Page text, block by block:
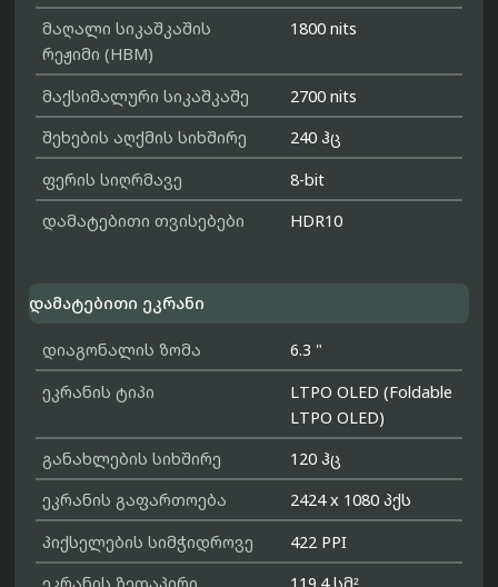
მაღალი სიკაშკაშის
რეჟიმი (HBM)
1800 nits
მაქსიმალური სიკაშკაშე
2700 nits
შეხების აღქმის სიხშირე
240 ჰც
ფერის სიღრმავე
8-bit
დამატებითი თვისებები
HDR10
დამატებითი ეკრანი
დიაგონალის ზომა
6.3 "
ეკრანის ტიპი
LTPO OLED (Foldable
LTPO OLED)
განახლების სიხშირე
120 ჰც
ეკრანის გაფართოება
2424 x 1080 პქს
პიქსელების სიმჭიდროვე
422 PPI